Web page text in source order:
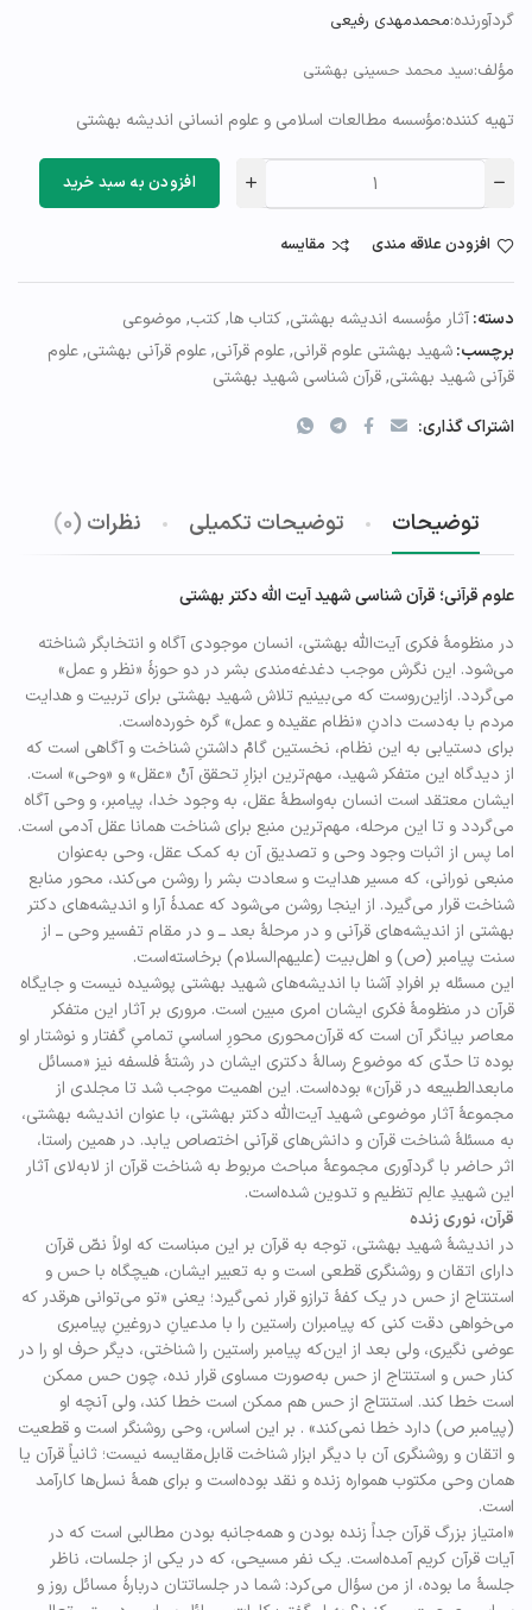
گردآورنده:محمدمهدی رفیعی
مؤلف:سید محمد حسینی بهشتی
تهیه کننده:مؤسسه مطالعات اسلامی و علوم انسانی اندیشه بهشتی
افزودن به سبد خرید
افزودن علاقه مندی مقایسه
دسته:آثار مؤسسه اندیشه بهشتی,کتاب ها,کتب, موضوعی
برچسب:شهید بهشتی علوم قرانی,علوم قرآنی,علوم قرآنی بهشتی,علوم
قرآنی شهید بهشتی,قرآن شناسی شهید بهشتی
اشتراک گذاری:
توضیحات توضیحات تکمیلی نظرات (0)
علوم قرآنی؛ قرآن شناسی شهید آیت الله دکتر بهشتی
در منظومۀ فکری آیت‌الله بهشتی، انسان موجودی آگاه و انتخابگر شناخته
می‌شود. این نگرش موجب دغدغه‌مندی بشر در دو حوزهٔ «نظر و عمل»
می‌گردد. ازاین‌روست که می‌بینیم تلاش شهید بهشتی برای تربیت و هدایت
مردم با به‌دست دادنِ «نظام عقیده و عمل» گره خورده‌است.
برای دستیابی به این نظام، نخستین گامْ داشتنِ شناخت و آگاهی است که
از دیدگاه این متفکر شهید، مهم‌ترین ابزارِ تحقق آنْ «عقل» و «وحی» است.
ایشان معتقد است انسان به‌واسطۀ عقل، به وجود خدا، پیامبر، و وحی آگاه
می‌گردد و تا این مرحله، مهم‌ترین منبع برای شناخت همانا عقل آدمی است.
اما پس از اثبات وجود وحی و تصدیق آن به‌ کمک عقل، وحی به‌عنوان
منبعی نورانی، که مسیر هدایت و سعادت بشر را روشن می‌کند، محور منابع
شناخت قرار می‌گیرد. از اینجا روشن می‌شود که عمدۀ آرا و اندیشه‌های دکتر
بهشتی از اندیشه‌های قرآنی و در مرحلۀ بعد ــ و در مقام تفسیر وحی ــ از
سنت پیامبر (ص) و اهل‌بیت (علیهم‌السلام) برخاسته‌است.
این مسئله بر افرادِ آشنا با اندیشه‌های شهید بهشتی پوشیده نیست و جایگاه
قرآن در منظومۀ فکری ایشان امری مبین است. مروری بر آثار این متفکر
معاصر بیانگر آن است که قرآن‌محوری محورِ اساسیِ تمامیِ گفتار و نوشتار او
بوده تا حدّی که موضوع رسالۀ دکتری ایشان در رشتۀ فلسفه نیز «مسائل
مابعدالطبیعه در قرآن» بوده‌است. این اهمیت موجب شد تا مجلدی از
مجموعۀ آثار موضوعی شهید آیت‌الله دکتر بهشتی، با عنوان اندیشه بهشتی،
به مسئلۀ شناخت قرآن و دانش‌های قرآنی اختصاص یابد. در همین راستا،
اثر حاضر با گردآوری مجموعۀ مباحث مربوط به شناخت قرآن از لابه‌لای آثار
این شهیدِ عالِم تنظیم و تدوین شده‌است.
قرآن، نوری زنده
در اندیشۀ شهید بهشتی، توجه به قرآن بر این مبناست که اولاً نصّ قرآن
دارای اتقان و روشنگری قطعی است و به تعبیر ایشان، هیچگاه با حس و
استنتاج از حس در یک کفهٔ ترازو قرار نمی‌گیرد؛ یعنی «تو می‌توانی هرقدر که
می‌خواهی دقت کنی که پیامبران راستین را با مدعیانِ دروغینِ پیامبری
عوضی نگیری، ولی بعد از این‌که پیامبر راستین را شناختی، دیگر حرف او را در
کنار حس و استنتاج از حس به‌صورت مساوی قرار نده، چون حس ممکن
است خطا کند. استنتاج از حس هم ممکن است خطا کند، ولی آنچه او
(پیامبر ص) دارد خطا نمی‌کند» . بر این اساس، وحی روشنگر است و قطعیت
و اتقان و روشنگری آن با دیگر ابزار شناخت قابل‌مقایسه نیست؛ ثانیاً قرآن یا
همان وحی مکتوب همواره زنده و نقد بوده‌است و برای همۀ نسل‌ها کارآمد
است.
«امتیاز بزرگ قرآن جداً زنده بودن و همه‌جانبه بودن مطالبی است که در
آیات قرآن کریم آمده‌است. یک نفر مسیحی، که در یکی از جلسات، ناظر
جلسۀ ما بوده، از من سؤال می‌کرد: شما در جلساتتان دربارۀ مسائل روز و